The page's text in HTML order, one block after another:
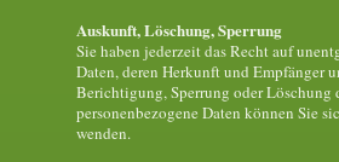
Auskunft, Löschung, Sperrung
Sie haben jederzeit das Recht auf
Daten, deren Herkunft und Empfänger
Berichtigung, Sperrung oder Löschung
personenbezogene Daten können Sie
wenden.